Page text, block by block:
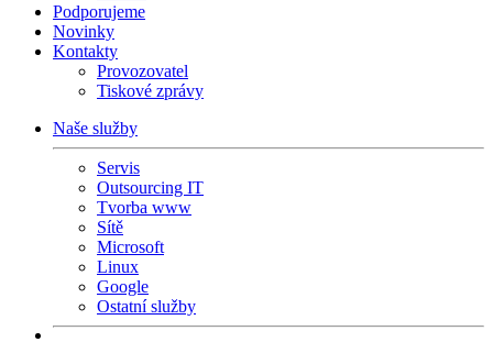
Podporujeme
Novinky
Kontakty
Provozovatel
Tiskové zprávy
Naše služby
Servis
Outsourcing IT
Tvorba www
Sítě
Microsoft
Linux
Google
Ostatní služby